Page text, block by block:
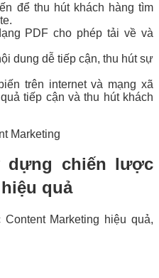
để thu hút khách hàng tìm
PDF cho phép tải về và
dung dễ tiếp cận, thu hút sự
trên internet và mạng xã
tiếp cận và thu hút khách
dựng chiến lược
quả
Marketing hiệu quả,